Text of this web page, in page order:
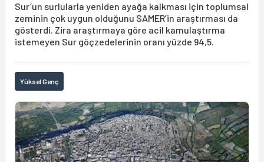
Sur’un surlularla yeniden ayağa kalkması için toplumsal
zeminin çok uygun olduğunu SAMER’in araştırması da
gösterdi. Zira araştırmaya göre acil kamulaştırma
istemeyen Sur göçzedelerinin oranı yüzde 94,5.
Yüksel Genç